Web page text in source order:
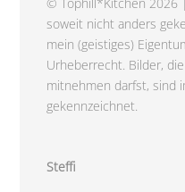
© Tophill*Kitchen 2026
soweit nicht anders
mein (geistiges)
Urheberrecht. Bilder,
mitnehmen darfst, sind
gekennzeichnet.
Steffi